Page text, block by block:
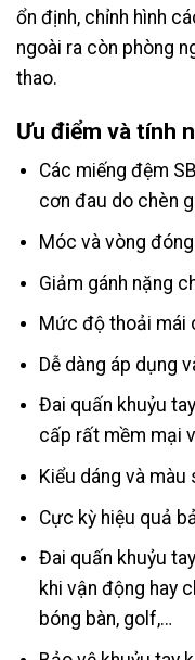
ổn định, chỉnh hình
ngoài ra còn phòng
thao.
Ưu điểm và tính
Các miếng đệm
cơn đau do chèn
Móc và vòng
Giảm gánh nặng
Mức độ thoải mái
Dễ dàng áp dụng
Đai quấn khuỷu
cấp rất mềm mại
Kiểu dáng và
Cực kỳ hiệu quả
Đai quấn khuỷu
khi vận động hay
bóng bàn, golf,…